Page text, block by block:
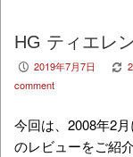
HG ティエレ
P 2019年7月7日 V
comment
今回は、2008年2
のレビューをご紹